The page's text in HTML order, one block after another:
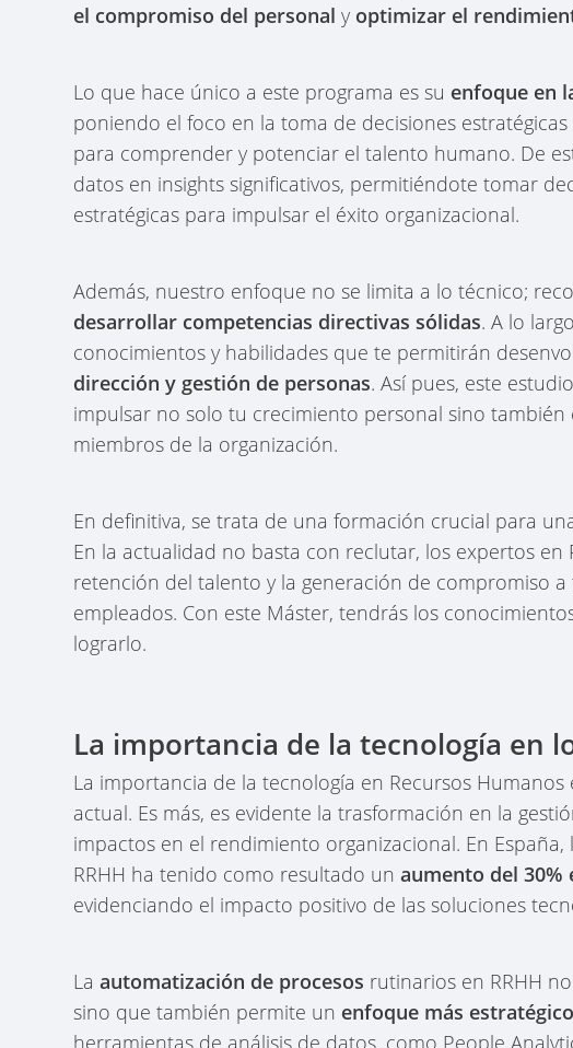
el compromiso del personal y optimizar el
Lo que hace único a este programa es su enfoque en
poniendo el foco en la toma de decisiones
para comprender y potenciar el talento humano. De
datos en insights significativos, permitiéndote tomar
estratégicas para impulsar el éxito organizacional.
Además, nuestro enfoque no se limita a lo técnico;
desarrollar competencias directivas sólidas. A lo
conocimientos y habilidades que te permitirán
dirección y gestión de personas. Así pues, este
impulsar no solo tu crecimiento personal sino
miembros de la organización.
En definitiva, se trata de una formación crucial para
En la actualidad no basta con reclutar, los expertos en
retención del talento y la generación de compromiso a
empleados. Con este Máster, tendrás los
lograrlo.
La importancia de la tecnología en
La importancia de la tecnología en Recursos
actual. Es más, es evidente la trasformación en la
impactos en el rendimiento organizacional. En
RRHH ha tenido como resultado unaumento del
evidenciando el impacto positivo de las soluciones
Laautomatización de procesos rutinarios en RRHH
sino que también permite un enfoque más estratégico
herramientas de análisis de datos, como People